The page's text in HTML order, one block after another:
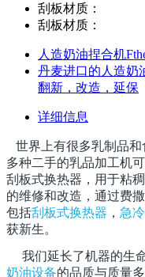
刮板材质：
刮板材质：
人造奶油捏合机
丹麦进口的人造奶
翻新，改造，延保
详细信息
世界上有很多乳制品
多种二手的乳品加工机
刮板式换热器 ， 用于粘
的维修和改造，通过费
包括刮板式换热器 ， 急
获新生。
我们延长了机器的生
奶油设备的品质与质量